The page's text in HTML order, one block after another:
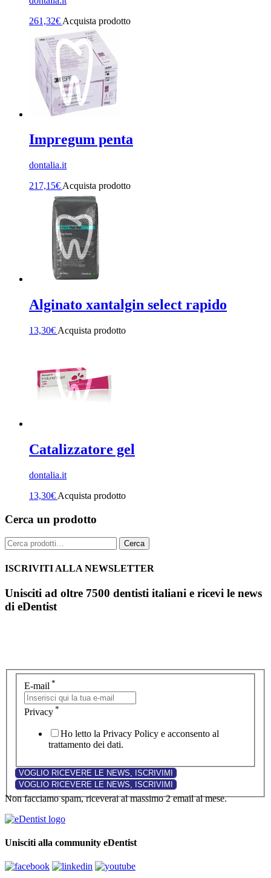
261,32€ Acquista prodotto
Impregum penta
dontalia.it
217,15€ Acquista prodotto
Alginato xantalgin select rapido
13,30€ Acquista prodotto
Catalizzatore gel
dontalia.it
13,30€ Acquista prodotto
Cerca un prodotto
Cerca: Cerca
ISCRIVITI ALLA NEWSLETTER
Unisciti ad oltre 7500 dentisti italiani e ricevi le news
di eDentist
E-mail *
Privacy *
Ho letto la Privacy Policy e acconsento al
trattamento dei dati.
Non facciamo spam, riceverai al massimo 2 email al mese.
Unisciti alla community eDentist